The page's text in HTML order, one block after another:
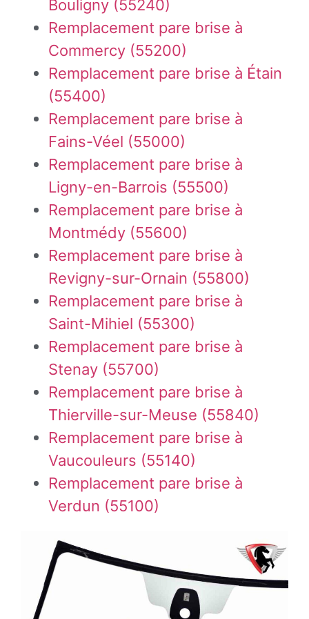
Bouligny (55240)
Remplacement pare brise à
Commercy (55200)
Remplacement pare brise à Étain
(55400)
Remplacement pare brise à
Fains-Véel (55000)
Remplacement pare brise à
Ligny-en-Barrois (55500)
Remplacement pare brise à
Montmédy (55600)
Remplacement pare brise à
Revigny-sur-Ornain (55800)
Remplacement pare brise à
Saint-Mihiel (55300)
Remplacement pare brise à
Stenay (55700)
Remplacement pare brise à
Thierville-sur-Meuse (55840)
Remplacement pare brise à
Vaucouleurs (55140)
Remplacement pare brise à
Verdun (55100)